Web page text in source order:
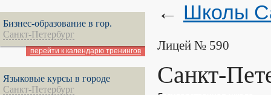
← Школы
Лицей № 590
Санкт-
Бизнес-образование в гор.
Санкт-Петербург
перейти к календарю тренингов
Языковые курсы в городе
Санкт-Петербург